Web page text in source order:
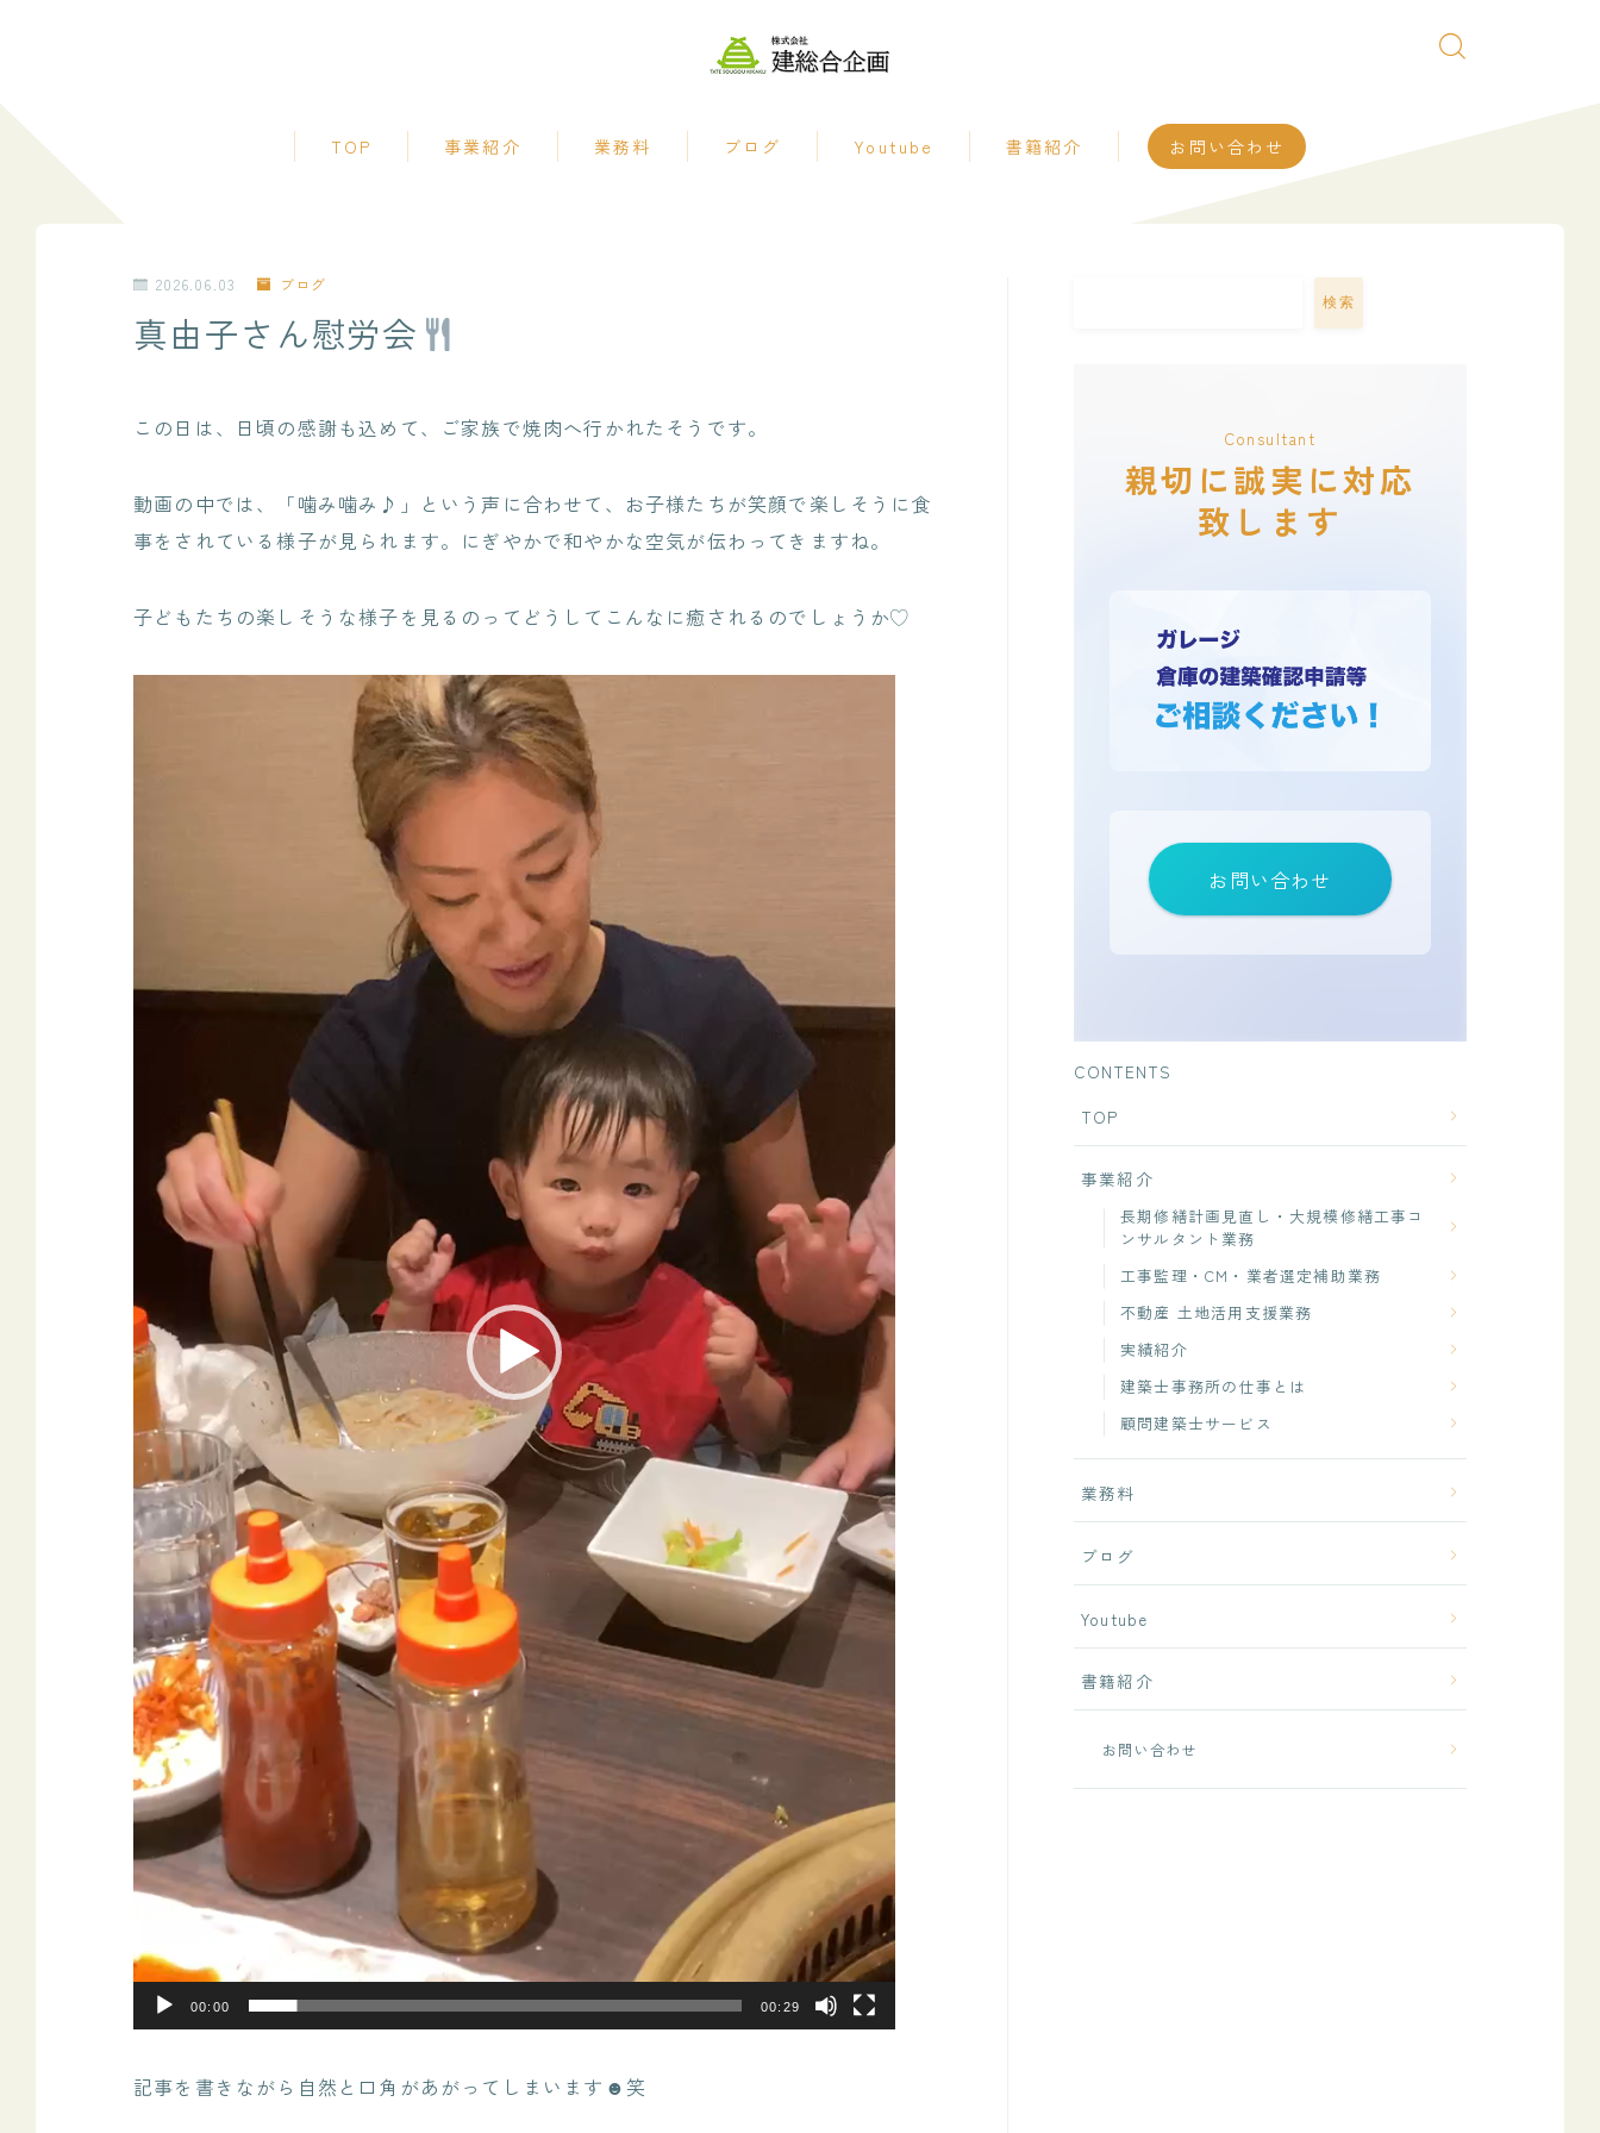
TOP 事業紹介
助業務
実績紹介
顧問建築士サービス
業務料 ブログ Youtube 書籍紹介 お問い合わせ
2026.06.03 ブログ
真由子さん慰労会
この日は、日頃の感謝も込めて、ご家族で焼肉へ行かれたそうです。
動画の中では、「噛み噛み♪」という声に合わせて、お子様たちが笑顔で楽しそうに食
事をされている様子が見られます。にぎやかで和やかな空気が伝わってきますね。
子どもたちの楽しそうな様子を見るのってどうしてこんなに癒されるのでしょうか
00:00 00:29
記事を書きながら自然と口角があがってしまいます☻笑
検索
Consultant
親切に誠実に対応
致します
お問い合わせ
CONTENTS
TOP
事業紹介
長期修繕計画見直し・大規模修繕工事コ
ンサルタント業務
工事監理・CM・業者選定補助業務
不動産 土地活用支援業務
実績紹介
建築士事務所の仕事とは
顧問建築士サービス
業務料
ブログ
Youtube
書籍紹介
お問い合わせ